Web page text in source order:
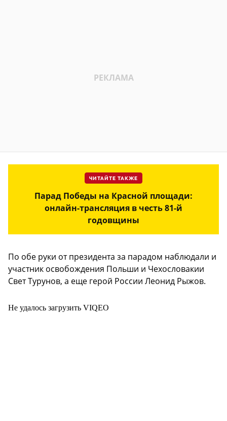
ЧИТАЙТЕ ТАКЖЕ
Парад Победы на Красной площади:
онлайн-трансляция в честь 81-й
годовщины
По обе руки от президента за парадом наблюдали и
участник освобождения Польши и Чехословакии
Свет Турунов, а еще герой России Леонид Рыжов.
Не удалось загрузить VIQEO